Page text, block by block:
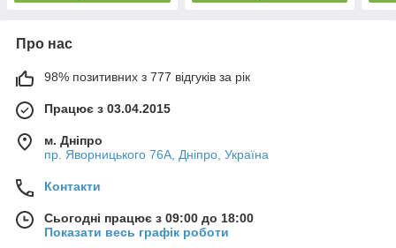
Про нас
98% позитивних з 777 відгуків за рік
Працює з 03.04.2015
м. Дніпро
пр. Яворницького 76А, Дніпро, Україна
Контакти
Сьогодні працює з 09:00 до 18:00
Показати весь графік роботи